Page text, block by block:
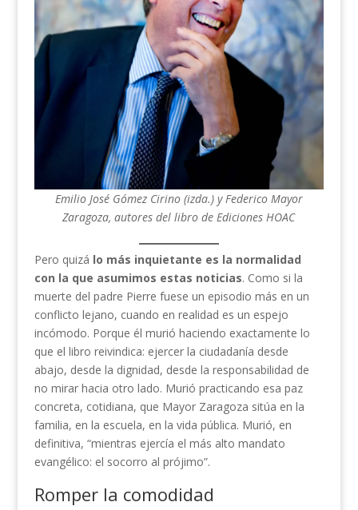
Emilio José Gómez Cirino (izda.) y Federico Mayor
Zaragoza, autores del libro de Ediciones HOAC
Pero quizá lo más inquietante es la normalidad
con la que asumimos estas noticias. Como si la
muerte del padre Pierre fuese un episodio más en un
conflicto lejano, cuando en realidad es un espejo
incómodo. Porque él murió haciendo exactamente lo
que el libro reivindica: ejercer la ciudadanía desde
abajo, desde la dignidad, desde la responsabilidad de
no mirar hacia otro lado. Murió practicando esa paz
concreta, cotidiana, que Mayor Zaragoza sitúa en la
familia, en la escuela, en la vida pública. Murió, en
definitiva, “mientras ejercía el más alto mandato
evangélico: el socorro al prójimo”.
Romper la comodidad